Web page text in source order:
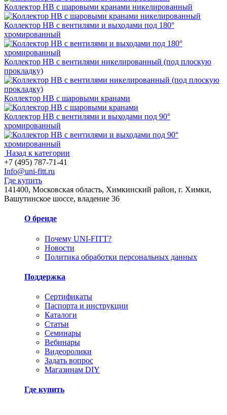
Коллектор НВ с шаровыми кранами никелированный
Коллектор НВ с вентилями и выходами под 180°
хромированный
Коллектор НВ с вентилями никелированный (под плоскую
прокладку)
Коллектор НВ с шаровыми кранами
Коллектор НВ с вентилями и выходами под 90°
хромированный
Назад к категории
+7 (495) 787-71-41
Info@uni-fitt.ru
Где купить
141400, Московская область, Химкинский район, г. Химки,
Вашутинское шоссе, владение 36
О бренде
Почему UNI-FITT?
Новости
Политика обработки персональных данных
Поддержка
Сертификаты
Паспорта и инструкции
Каталоги
Статьи
Семинары
Вебинары
Видеоролики
Задать вопрос
Магазинам DIY
Где купить